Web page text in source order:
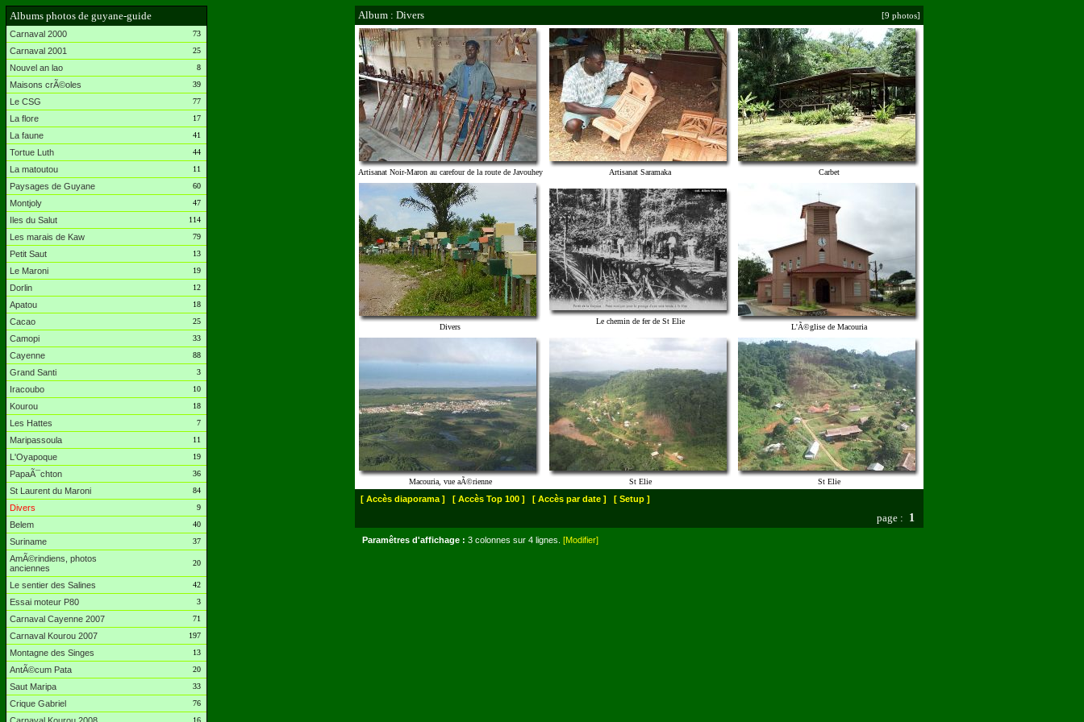
Albums photos de guyane-guide
Carnaval 2000 73
Carnaval 2001 25
Nouvel an lao 8
Maisons crÃ©oles 39
Le CSG 77
La flore 17
La faune 41
Tortue Luth 44
La matoutou 11
Paysages de Guyane 60
Montjoly 47
Iles du Salut 114
Les marais de Kaw 79
Petit Saut 13
Le Maroni 19
Dorlin 12
Apatou 18
Cacao 25
Camopi 33
Cayenne 88
Grand Santi 3
Iracoubo 10
Kourou 18
Les Hattes 7
Maripassoula 11
L'Oyapoque 19
PapaÃ¯chton 36
St Laurent du Maroni 84
Divers 9
Belem 40
Suriname 37
AmÃ©rindiens, photos
anciennes
20
Le sentier des Salines 42
Essai moteur P80 3
Carnaval Cayenne 2007 71
Carnaval Kourou 2007 197
Montagne des Singes 13
AntÃ©cum Pata 20
Saut Maripa 33
Crique Gabriel 76
16
Album : Divers [9 photos]
Artisanat Noir-Maron au carefour de la route de Javouhey Artisanat Saramaka Carbet
Divers
Le chemin de fer de St Elie
L'Ã©glise de Macouria
Macouria, vue aÃ©rienne St Elie St Elie
[ Accès diaporama ] [ Accès Top 100 ] [ Accès par date ] [ Setup ]
page : 1
Paramêtres d'affichage : 3 colonnes sur 4 lignes. [Modifier]